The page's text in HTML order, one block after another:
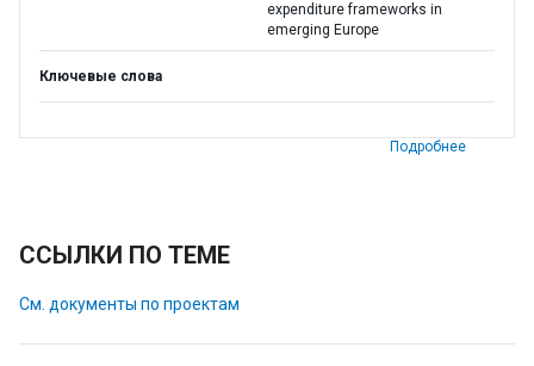
expenditure frameworks in
emerging Europe
Ключевые слова
Подробнее
ССЫЛКИ ПО ТЕМЕ
См. документы по проектам